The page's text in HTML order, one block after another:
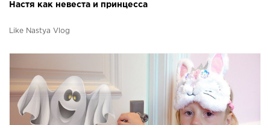
Настя как невеста и принцесса
Like Nastya Vlog